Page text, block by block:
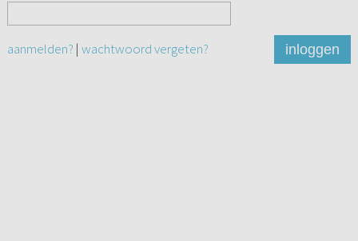
aanmelden? | wachtwoord vergeten? inloggen